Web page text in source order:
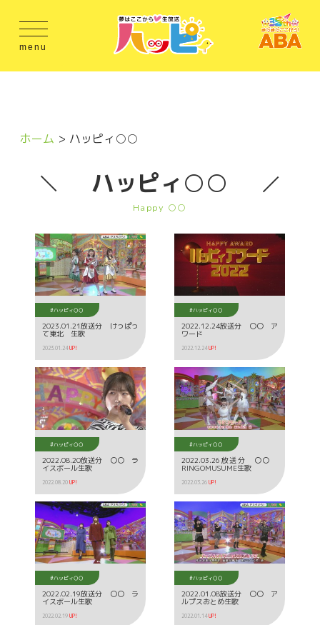
menu
ホーム ハッピィ○○
ハッピィ○○
Happy ○○
#ハッピィ○○
2023.01.21放送分 けっぱっ
て東北 生歌
2023.01.24UP!
#ハッピィ○○
2022.12.24放送分 〇〇 ア
ワード
2022.12.24UP!
#ハッピィ○○
2022.08.20放送分 〇〇 ラ
イスボール生歌
2022.08.20 UP!
#ハッピィ○○
2022.03.26放送分 〇〇
RINGOMUSUME生歌
2022.03.26 UP!
#ハッピィ○○
2022.02.19放送分 〇〇 ラ
イスボール生歌
2022.02.19 UP!
#ハッピィ○○
2022.01.08放送分 〇〇 ア
ルプスおとめ生歌
2022.01.14UP!